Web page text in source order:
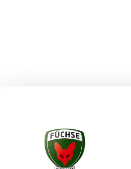
KONTAKT